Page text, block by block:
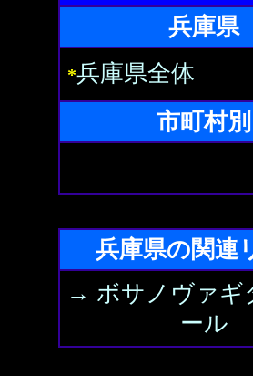
兵庫県
*兵庫県全体
市町村別
兵庫県の関連
→ ボサノヴァギ
ール